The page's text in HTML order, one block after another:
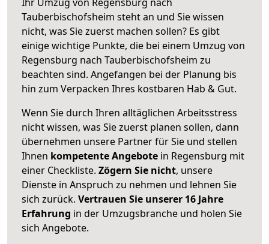
Tauberbischofsheim steht an und Sie wissen
nicht, was Sie zuerst machen sollen? Es gibt
einige wichtige Punkte, die bei einem Umzug von
Regensburg nach Tauberbischofsheim zu
beachten sind. Angefangen bei der Planung bis
hin zum Verpacken Ihres kostbaren Hab & Gut.
Wenn Sie durch Ihren alltäglichen Arbeitsstress
nicht wissen, was Sie zuerst planen sollen, dann
übernehmen unsere Partner für Sie und stellen
Ihnen kompetente Angebote in Regensburg mit
einer Checkliste. Zögern Sie nicht, unsere
Dienste in Anspruch zu nehmen und lehnen Sie
sich zurück. Vertrauen Sie unserer 16 Jahre
Erfahrung in der Umzugsbranche und holen Sie
sich Angebote.